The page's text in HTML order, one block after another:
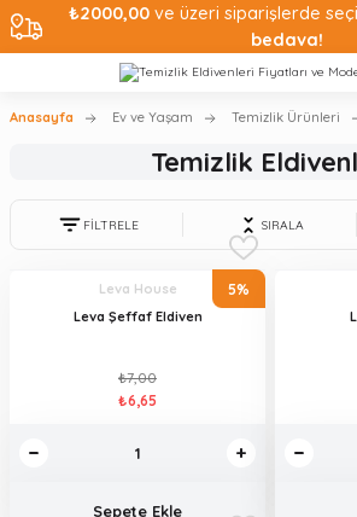
₺2000,00ve üzeri siparişlerde
bedava!
Anasayfa Ev ve Yaşam Temizlik Ürünleri
Temizlik
FİLTRELE SIRALA
5%
Leva House
Leva Şeffaf Eldiven
₺7,00
₺6,65
Sepete Ekle